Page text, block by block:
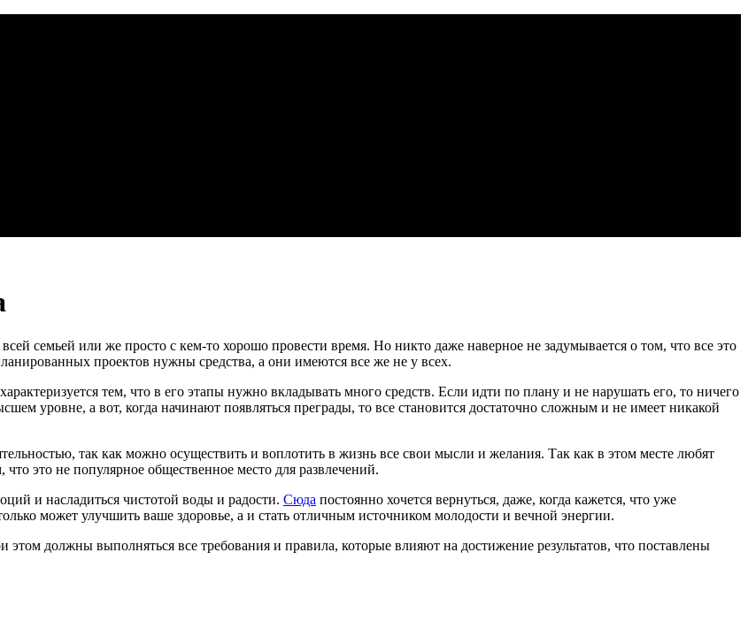
семьей или же просто с кем-то хорошо провести время. Но никто даже наверное не задумывается о том, что все это
проектов нужны средства, а они имеются все же не у всех.
тем, что в его этапы нужно вкладывать много средств. Если идти по плану и не нарушать его, то ничего
уровне, а вот, когда начинают появляться преграды, то все становится достаточно сложным и не имеет никакой
так как можно осуществить и воплотить в жизнь все свои мысли и желания. Так как в этом месте любят
это не популярное общественное место для развлечений.
и насладиться чистотой воды и радости. Сюда постоянно хочется вернуться, даже, когда кажется, что уже
может улучшить ваше здоровье, а и стать отличным источником молодости и вечной энергии.
этом должны выполняться все требования и правила, которые влияют на достижение результатов, что поставлены